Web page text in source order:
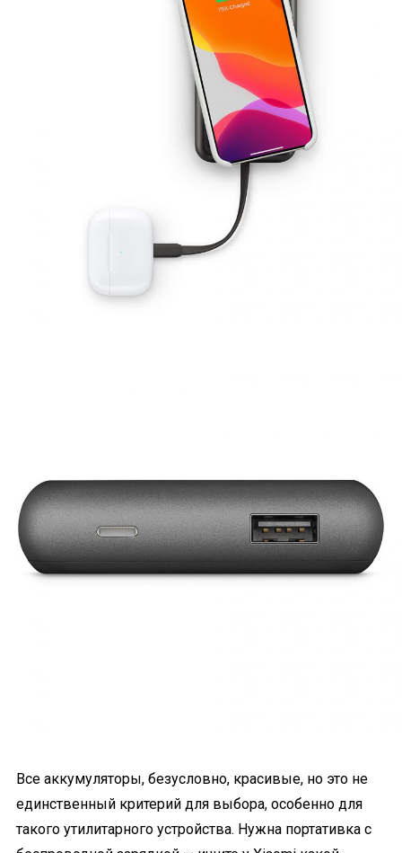
Все аккумуляторы, безусловно, красивые, но это не
единственный критерий для выбора, особенно для
такого утилитарного устройства. Нужна портативка с